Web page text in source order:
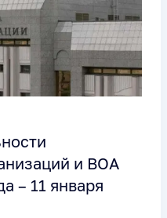
и ВОА
– 11 января